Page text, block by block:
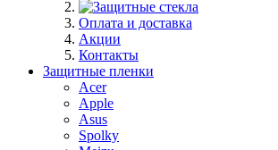
Оплата и доставка
Акции
Контакты
Защитные пленки
Acer
Apple
Asus
Spolky